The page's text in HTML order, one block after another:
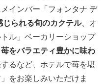
インバー「フォンタナ デ
じられる旬のカクテル、オ
ル」ベーカリーショップ
苺をバラエティ豊かに味わ
するなど、ホテルで苺を堪
をお楽しみいただけま